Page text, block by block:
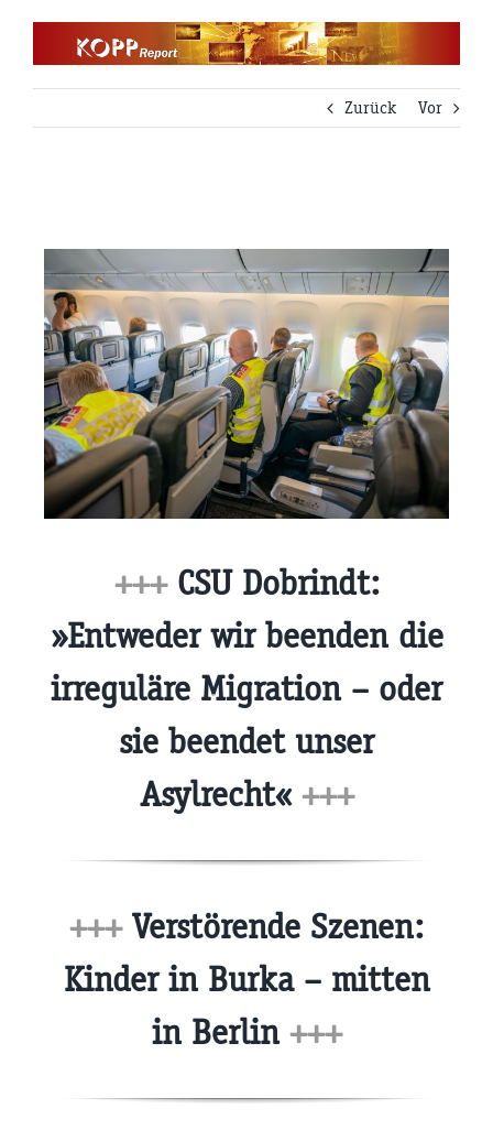
Zurück
Vor
+++CSU Dobrindt:
»Entweder wir beenden die
irreguläre Migration – oder
sie beendet unser
Asylrecht« +++
+++Verstörende Szenen:
Kinder in Burka – mitten
in Berlin +++